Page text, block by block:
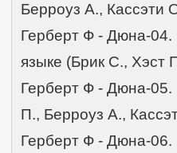
Берроуз А., Кассэти
Герберт Ф - Дюна-
языке (Брик С., Хэст
Герберт Ф - Дюна-05.
П., Берроуз А.,
Герберт Ф - Дюна-06.